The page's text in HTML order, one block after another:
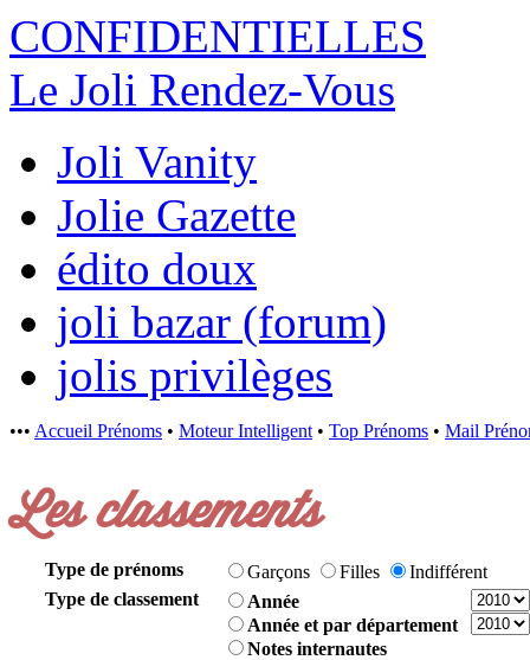
CONFIDENTIELLES
Le Joli Rendez-Vous
Joli Vanity
Jolie Gazette
édito doux
joli bazar (forum)
jolis privilèges
••• Accueil Prénoms • Moteur Intelligent • Top Prénoms • Mail
Les classements
Type de prénoms Garçons Filles
Indifférent
Type de classement
Année
Année et par département
Notes internautes